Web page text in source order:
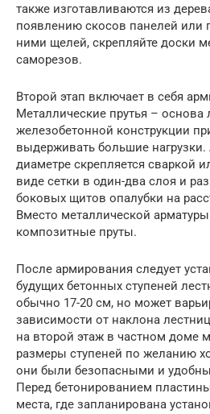
также изготавливаются из
появлению скосов панелей
ними щелей, скрепляйте доски
саморезов.
Второй этап включает в себя
Металлические прутья – основа
железобетонной конструкции
выдерживать большие
диаметре скрепляется сваркой
виде сетки в один-два слоя и
боковых щитов опалубки на
Вместо металлической
композитные пруты.
После армирования следует
будущих бетонных ступеней
обычно 17-20 см, но может
зависимости от наклона
на второй этаж в частном доме
размеры ступеней по желанию
они были безопасными и
Перед бетонированием
места, где запланирована